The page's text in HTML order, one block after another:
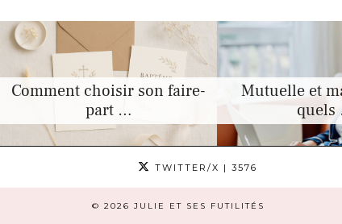
Comment choisir son faire-
part …
Mutuelle et
TWITTER/X | 3576
© 2026 JULIE ET SES FUTILITÉS